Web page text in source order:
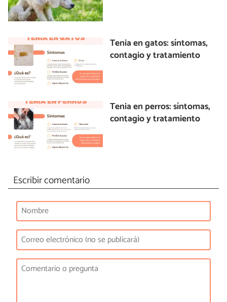
Tenia en gatos: síntomas,
contagio y tratamiento
Tenia en perros: síntomas,
contagio y tratamiento
Escribir comentario